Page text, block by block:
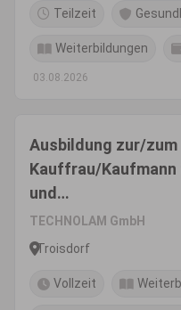
Teilzeit
Weiterbildungen
03.08.2026
Ausbildung zur/zum
Kauffrau/Kaufmann
und
(m/w/d)
TECHNOLAM GmbH
Troisdorf
Vollzeit